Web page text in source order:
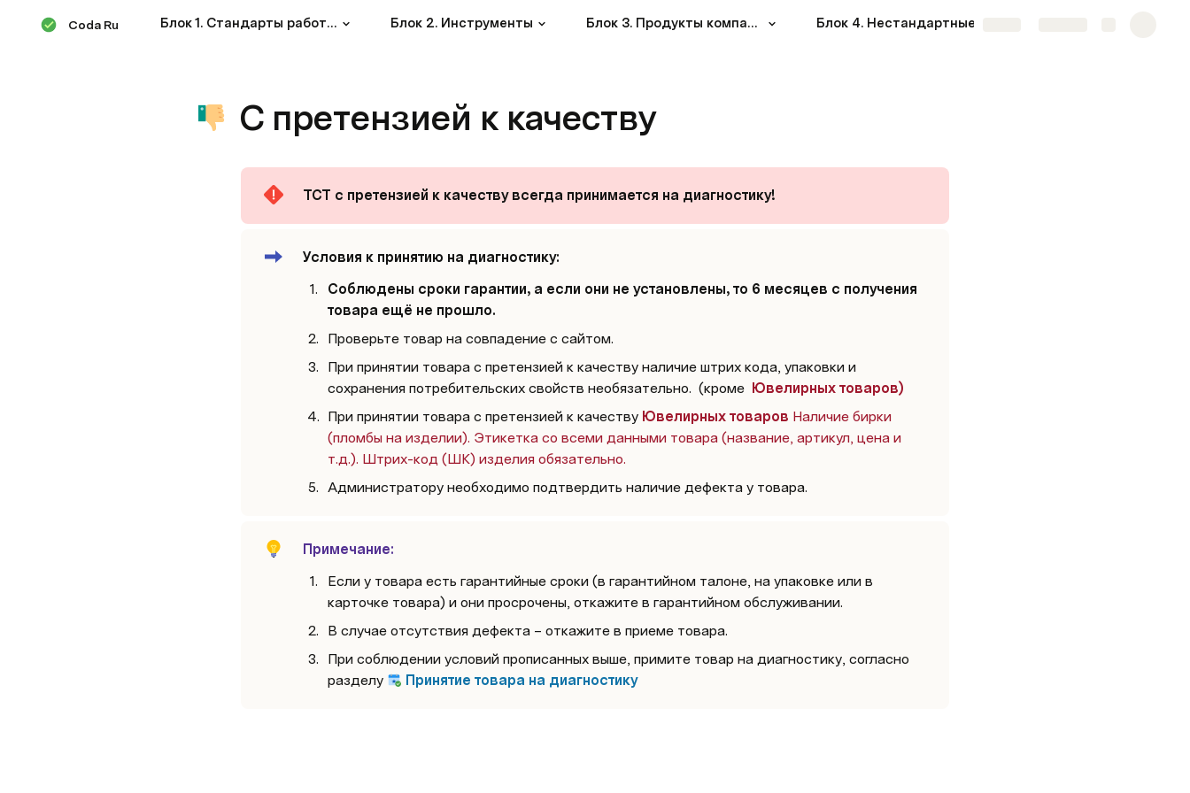
Coda Ru Блок 1. Стандарты работы сотрудника Блок 2. Инструменты Блок 3. Продукты компании
С претензией к качеству
ТСТ с претензией к качеству всегда принимается на диагностику!
Условия к принятию на диагностику:
Соблюдены сроки гарантии, а если они не установлены, то 6 месяцев с получения
товара ещё не прошло.
Проверьте товар на совпадение с сайтом.
При принятии товара с претензией к качеству наличие штрих кода, упаковки и
сохранения потребительских свойств необязательно.  (кроме Ювелирных товаров)
При принятии товара с претензией к качеству Ювелирных товаров Наличие бирки
(пломбы на изделии). Этикетка со всеми данными товара (название, артикул, цена и
т.д.). Штрих-код (ШК) изделия обязательно.
Администратору необходимо подтвердить наличие дефекта у товара.
Примечание:
Если у товара есть гарантийные сроки (в гарантийном талоне, на упаковке или в
карточке товара) и они просрочены, откажите в гарантийном обслуживании.
В случае отсутствия дефекта – откажите в приеме товара.
При соблюдении условий прописанных выше, примите товар на диагностику, согласно
разделу
Принятие товара на диагностику